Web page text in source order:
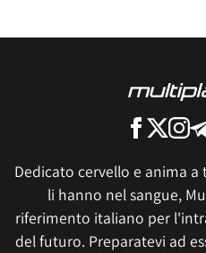
Dedicato cervello e anima
li hanno nel sangue,
riferimento italiano per
del futuro. Preparatevi ad